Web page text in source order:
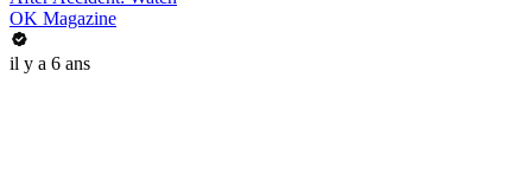
OK Magazine
il y a 6 ans